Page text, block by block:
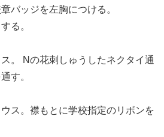
バッジを左胸につける。
る。
。 Nの花刺しゅうしたネクタイ通
す。
ス。襟もとに学校指定のリボンを